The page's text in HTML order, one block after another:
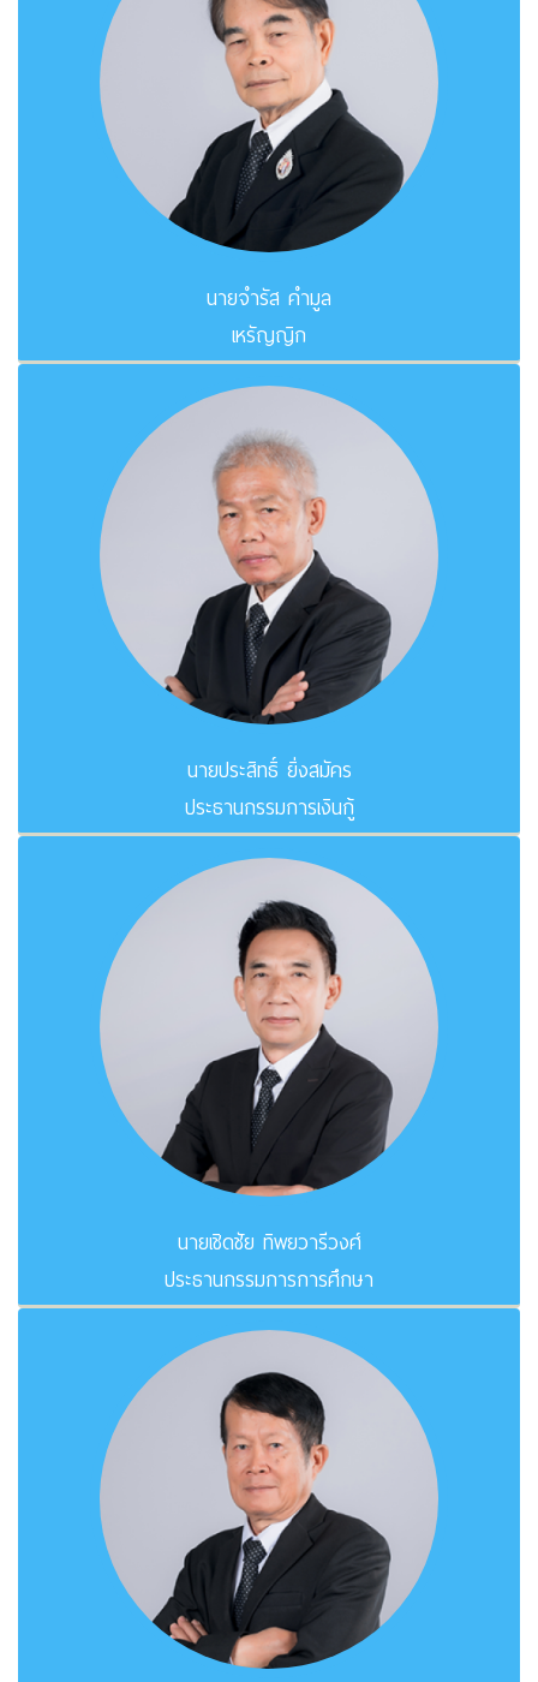
นายจำรัส คำมูล
เหรัญญิก
นายประสิทธิ์ ยิ่งสมัคร
ประธานกรรมการเงินกู้
นายเชิดชัย ทิพยวารีวงศ์
ประธานกรรมการการศึกษา